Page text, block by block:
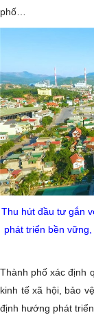
phố…
Thu hút đầu tư gắn
phát triển bền
Thành phố xác định
kinh tế xã hội, bảo
định hướng phát